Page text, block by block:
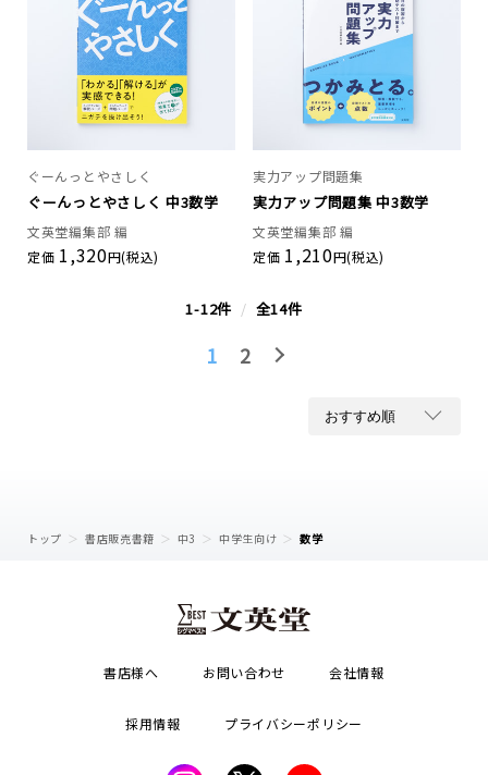
ぐーんっとやさしく
ぐーんっとやさしく 中3数学
文英堂編集部 編
定価 1,320円(税込)
実力アップ問題集
実力アップ問題集 中3数学
文英堂編集部 編
定価 1,210円(税込)
1-12件 / 全14件
1 2
トップ 書店販売書籍 中3 中学生向け 数学
書店様へ お問い合わせ 会社情報
採用情報 プライバシーポリシー